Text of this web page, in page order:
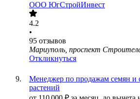
ООО ЮгСтройИнвест
4.2
•
95 отзывов
Мариуполь, проспект
Откликнуться
Менеджер по продажам семян и
растений